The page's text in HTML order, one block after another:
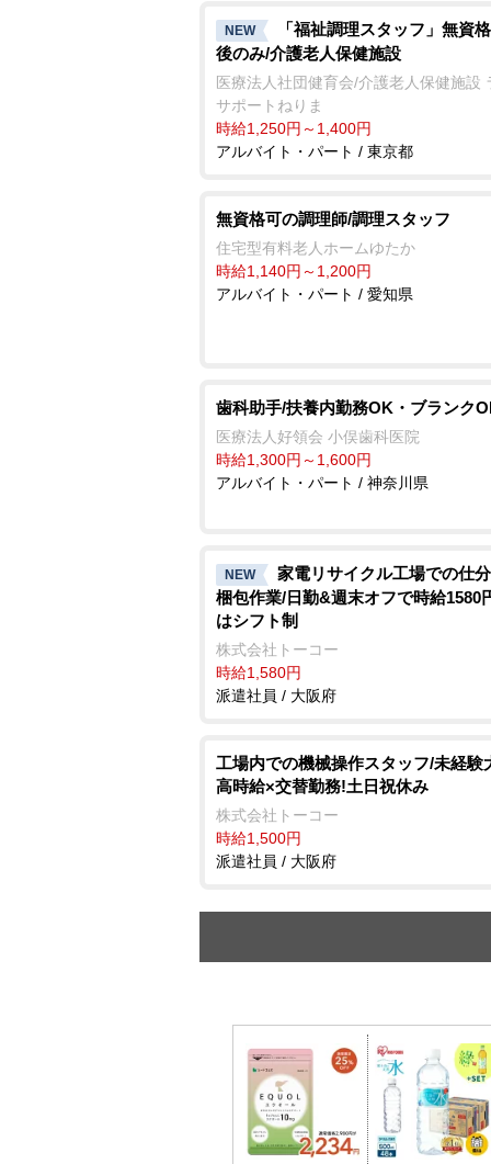
NEW
「福祉調理スタッフ」無資
後のみ/介護老人保健施設
医療法人社団健育会/介護老人保健施設
サポートねりま
時給1,250円～1,400円
アルバイト・パート / 東京都
無資格可の調理師/調理スタッフ
住宅型有料老人ホームゆたか
時給1,140円～1,200円
アルバイト・パート / 愛知県
歯科助手/扶養内勤務OK・ブランク
医療法人好領会 小俣歯科医院
時給1,300円～1,600円
アルバイト・パート / 神奈川県
NEW
家電リサイクル工場での仕
梱包作業/日勤&週末オフで時給1580
はシフト制
株式会社トーコー
時給1,580円
派遣社員 / 大阪府
工場内での機械操作スタッフ/未経験
高時給×交替勤務!土日祝休み
株式会社トーコー
時給1,500円
派遣社員 / 大阪府